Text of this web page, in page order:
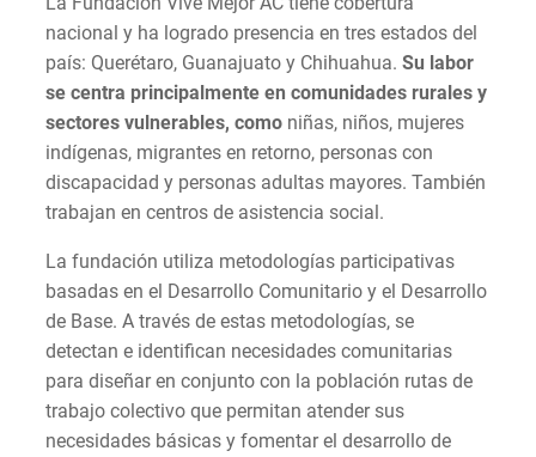
nacional y ha logrado presencia en tres estados del
país: Querétaro, Guanajuato y Chihuahua. Su labor
se centra principalmente en comunidades rurales y
sectores vulnerables, como niñas, niños, mujeres
indígenas, migrantes en retorno, personas con
discapacidad y personas adultas mayores. También
trabajan en centros de asistencia social.
La fundación utiliza metodologías participativas
basadas en el Desarrollo Comunitario y el Desarrollo
de Base. A través de estas metodologías, se
detectan e identifican necesidades comunitarias
para diseñar en conjunto con la población rutas de
trabajo colectivo que permitan atender sus
necesidades básicas y fomentar el desarrollo de